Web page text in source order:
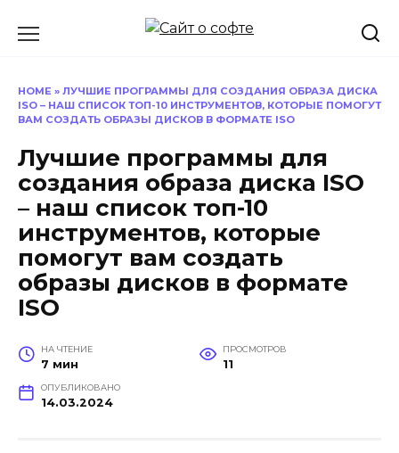
HOME » ЛУЧШИЕ ПРОГРАММЫ ДЛЯ СОЗДАНИЯ ОБРАЗА ДИСКА
ISO – НАШ СПИСОК ТОП-10 ИНСТРУМЕНТОВ, КОТОРЫЕ ПОМОГУТ
ВАМ СОЗДАТЬ ОБРАЗЫ ДИСКОВ В ФОРМАТЕ ISO
Лучшие программы для
создания образа диска ISO
– наш список топ-10
инструментов, которые
помогут вам создать
образы дисков в формате
ISO
НА ЧТЕНИЕ
7 мин
ПРОСМОТРОВ
11
ОПУБЛИКОВАНО
14.03.2024